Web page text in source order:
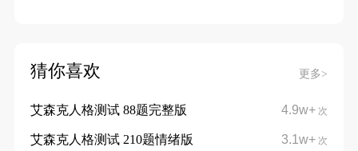
猜你喜欢 更多>
4.9w+ 次
艾森克人格测试 88题完整版
3.1w+ 次
艾森克人格测试 210题情绪版